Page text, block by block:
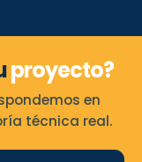
proyecto?
en
técnica real.